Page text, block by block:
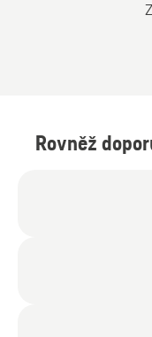
Rovněž